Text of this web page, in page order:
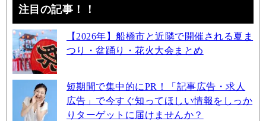
注目の記事！！
【2026年】船橋市と近隣で開催される夏ま
つり・盆踊り・花火大会まとめ
短期間で集中的にPR！「記事広告・求人
広告」で今すぐ知ってほしい情報をしっか
りターゲットに届けませんか？